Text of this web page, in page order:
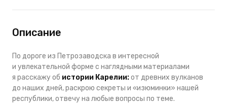
Описание
По дороге из Петрозаводска в интересной
и увлекательной форме с наглядными материалами
я расскажу об истории Карелии:от древних вулканов
до наших дней, раскрою секреты и «изюминки» нашей
республики, отвечу на любые вопросы по теме.